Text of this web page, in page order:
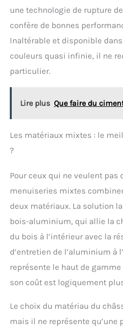
et 30 °C. À basse
retardé. 5. Ne pas
températures élevées ou sur
à un fort ensoleillement. 6.
ne pas stocker le produit
une technologie de rupture
confère de bonnes
Inaltérable et disponible
couleurs quasi infinie, il ne
particulier.
Lire plus Que faire du
Les matériaux mixtes : le
?
Pour ceux qui ne veulent pas
menuiseries mixtes
deux matériaux. La solution
bois-aluminium, qui allie la
du bois à l’intérieur avec la
d’entretien de l’aluminium à
représente le haut de
son coût est logiquement
Le choix du matériau du
mais il ne représente qu’une